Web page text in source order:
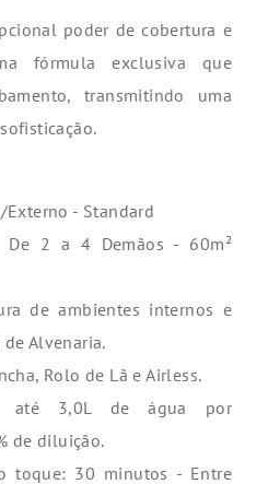
poder de cobertura e
fórmula exclusiva que
transmitindo uma
- Standard
De 2 a 4 Demãos - 60m²
de ambientes internos e
Alvenaria.
Rolo de Lã e Airless.
até 3,0L de água por
de diluição.
toque: 30 minutos - Entre